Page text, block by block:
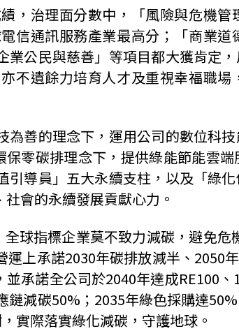
，治理面分數中，「風險與危機管
信通訊服務產業最高分；「商業
公民與慈善」等項目都大獲肯定
不遺餘力培育人才及重視幸福職
善的理念下，運用公司的數位科
保零碳排理念下，提供綠能節能雲
導員」五大永續支柱，以及「綠
會的永續發展貢獻心力。
球指標企業莫不致力減碳，避免
運上承諾2030年碳排放減半、 2050
並承諾全公司於2040年達成RE100 、
鏈減碳50% ； 2035年綠色採購達50%
實際落實綠化減碳，守護地球。